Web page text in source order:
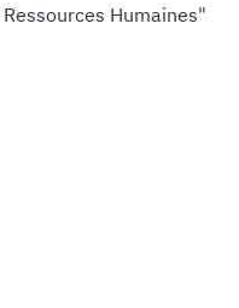
Humaines"